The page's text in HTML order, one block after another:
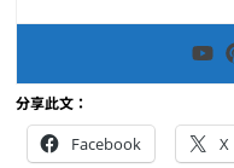
分享此文：
Facebook X